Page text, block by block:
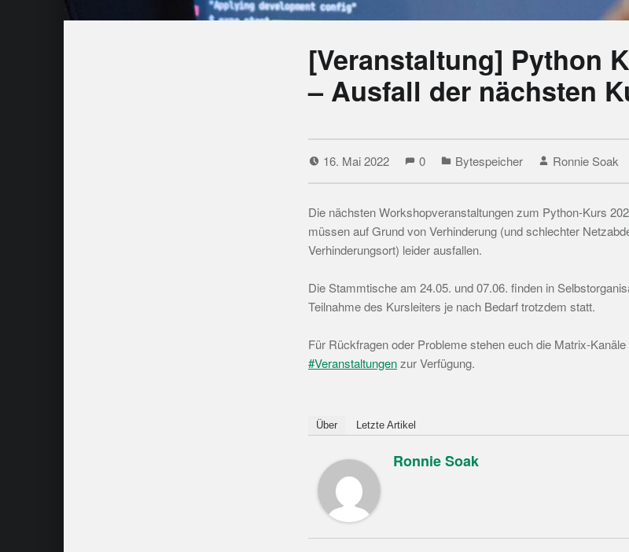
[Veranstaltung] Python
– Ausfall der nächsten
16. Mai 2022 0 Bytespeicher Ronnie Soak
Die nächsten Workshopveranstaltungen zum Python-Kurs
müssen auf Grund von Verhinderung (und schlechter
Verhinderungsort) leider ausfallen.
Die Stammtische am 24.05. und 07.06. finden in
Teilnahme des Kursleiters je nach Bedarf trotzdem statt.
Für Rückfragen oder Probleme stehen euch die Matrix-Kanäle
#Veranstaltungenzur Verfügung.
Über Letzte Artikel
Ronnie Soak